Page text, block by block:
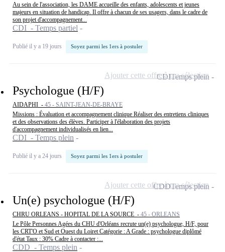
Au sein de l'association, les DAME accueille des enfants, adolescents et jeunes
majeurs en situation de handicap. Il offre à chacun de ses usagers, dans le cadre de
son projet d'accompagnement...
CDI - Temps partiel
Publié il y a 19 jours Soyez parmi les 1ers à postuler
Psychologue (H/F)
AIDAPHI - 45 - SAINT-JEAN-DE-BRAYE
Missions : Évaluation et accompagnement clinique Réaliser des entretiens cliniques
et des observations des élèves. Participer à l'élaboration des projets
d'accompagnement individualisés en lien...
CDI - Temps plein
Publié il y a 24 jours Soyez parmi les 1ers à postuler
CDITemps plein
Ajouter cette offre à ma sélection
Un(e) psychologue (H/F)
CHRU ORLEANS - HOPITAL DE LA SOURCE - 45 - ORLEANS
Le Pôle Personnes Agées du CHU d'Orléans recrute un(e) psychologue, H/F, pour
les CRT'O et Sud et Ouest du Loiret Catégorie : A Grade : psychologue diplômé
d'état Taux : 30% Cadre à contacter :...
CDD - Temps plein
CDDTemps plein
Ajouter cette offre à ma sélection